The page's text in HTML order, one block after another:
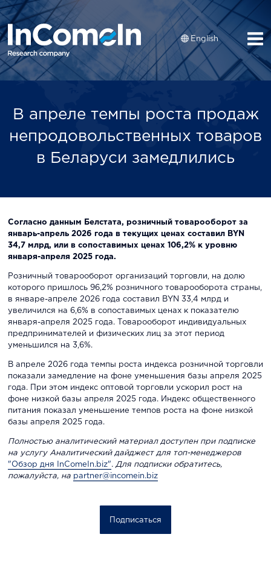
English
В апреле темпы роста продаж
непродовольственных товаров
в Беларуси замедлились
Согласно данным Белстата, розничный товарооборот за
январь-апрель 2026 года в текущих ценах составил BYN
34,7 млрд, или в сопоставимых ценах 106,2% к уровню
января-апреля 2025 года.
Розничный товарооборот организаций торговли, на долю
которого пришлось 96,2% розничного товарооборота страны,
в январе-апреле 2026 года составил BYN 33,4 млрд и
увеличился на 6,6% в сопоставимых ценах к показателю
января-апреля 2025 года. Товарооборот индивидуальных
предпринимателей и физических лиц за этот период
уменьшился на 3,6%.
В апреле 2026 года темпы роста индекса розничной торговли
показали замедление на фоне уменьшения базы апреля 2025
года. При этом индекс оптовой торговли ускорил рост на
фоне низкой базы апреля 2025 года. Индекс общественного
питания показал уменьшение темпов роста на фоне низкой
базы апреля 2025 года.
Полностью аналитический материал доступен при подписке
на услугу Аналитический дайджест для топ-менеджеров
"Обзор дня InComeIn.biz". Для подписки обратитесь,
пожалуйста, на partner@incomein.biz
Подписаться